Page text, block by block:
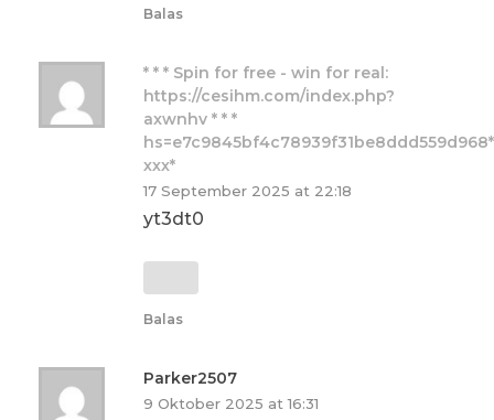
Balas
* * * Spin for free - win for real:
https://cesihm.com/index.php?
axwnhv * * *
hs=e7c9845bf4c78939f31be8ddd559d968*
ххх*
17 September 2025 at 22:18
yt3dt0
Balas
Parker2507
9 Oktober 2025 at 16:31